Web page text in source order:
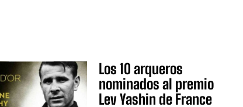
Los 10 arqueros
nominados al premio
Lev Yashin de France